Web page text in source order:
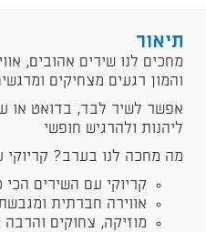
תיאור
מחכים לנו שירים אהובים,
והמון רגעים מצחיקים
אפשר לשיר לבד, בדואט או
ליהנות ולהרגיש חופשי
מה מחכה לנו בערב? קריוקי
קריוקי עם השירים הכי
אווירה חברתית
מוזיקה, צחוקים והרבה